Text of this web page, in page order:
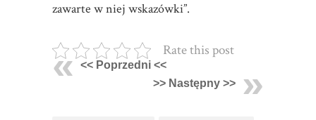
zawarte w niej wskazówki”.
Rate this post
<< Poprzedni <<
>> Następny >>